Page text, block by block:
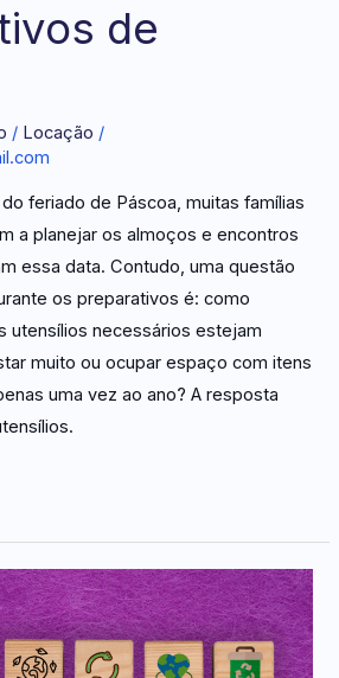
de
/ Locação /
feriado de Páscoa, muitas famílias
a planejar os almoços e encontros
essa data. Contudo, uma questão
os preparativos é: como
utensílios necessários estejam
muito ou ocupar espaço com itens
uma vez ao ano? A resposta